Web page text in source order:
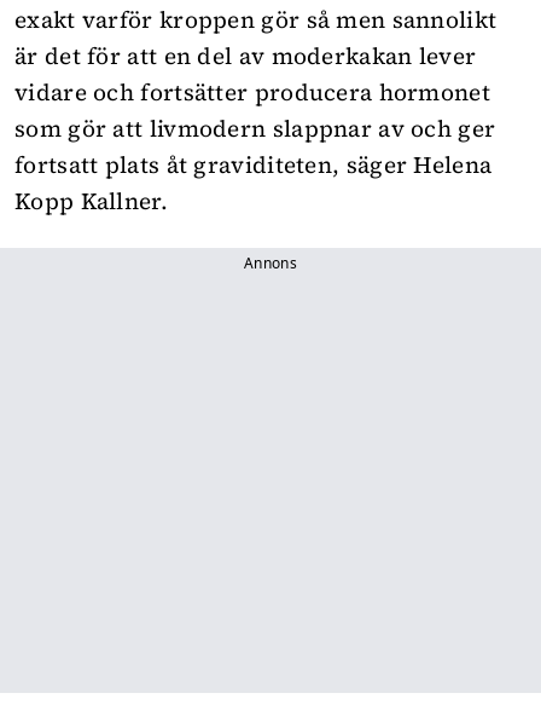
exakt varför kroppen gör så men sannolikt
är det för att en del av moderkakan lever
vidare och fortsätter producera hormonet
som gör att livmodern slappnar av och ger
fortsatt plats åt graviditeten, säger Helena
Kopp Kallner.
Annons